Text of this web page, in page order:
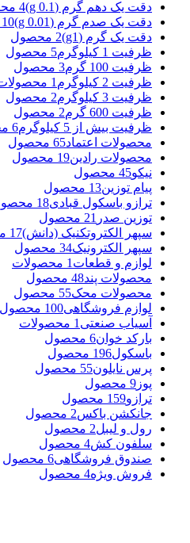
دقت یک دهم گرم (g 0.1)
4 محصول
دقت یک صدم گرم (g 0.01)
10 محصول
دقت یک گرم (g1)
2 محصول
ظرفیت 1 کیلوگرم
5 محصول
ظرفیت 100 گرم
3 محصول
ظرفیت 2 کیلوگرم
1 محصولات
ظرفیت 3 کیلوگرم
2 محصول
ظرفیت 600 گرم
2 محصول
ظرفیت بیش از 5 کیلوگرم
6 محصول
محصولات اعتماد65 محصول
محصولات رادین19 محصول
نیکو45 محصول
پیام توزین13 محصول
ترازو باسکول قبادی18 محصول
توزین صدر 21 محصول
سپهر الکتروتکنیک (دانش)17 محصول
سپهر الکترونیک34 محصول
لوازم و قطعات 1 محصولات
محصولات پند48 محصول
محصولات محک55 محصول
لوازم فروشگاهی100 محصول
آسیاب صنعتی 1 محصولات
بارکد خوان6 محصول
باسکول196 محصول
پرس نایلون55 محصول
پوز 9 محصول
ترازو159 محصول
جانکشن باکس2 محصول
رول و لیبل2 محصول
سلفون کش4 محصول
صندوق فروشگاهی6 محصول
فروش ویژه4 محصول